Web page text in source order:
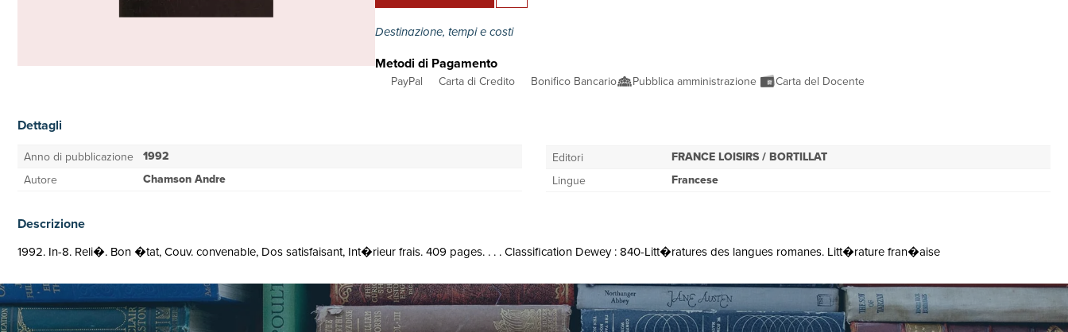
Destinazione, tempi e costi
Metodi di Pagamento
PayPal Carta di Credito Bonifico Bancario Pubblica amministrazione Carta del Docente
Dettagli
Anno di pubblicazione 1992
Autore Chamson Andre
Editori FRANCE LOISIRS / BORTILLAT
Lingue Francese
Descrizione
1992. In-8. Reli�. Bon �tat, Couv. convenable, Dos satisfaisant, Int�rieur frais. 409 pages. . . . Classification Dewey : 840-Litt�ratures des langues romanes. Litt�rature fran�aise